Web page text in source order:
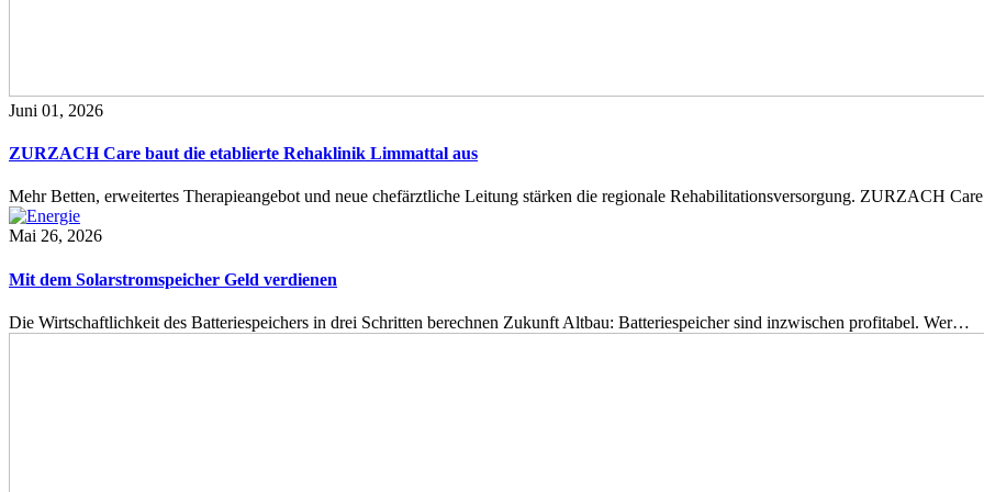
Juni 01, 2026
ZURZACH Care baut die etablierte Rehaklinik Limmattal aus
Mehr Betten, erweitertes Therapieangebot und neue chefärztliche Leitung stärken die regionale Rehabilitationsversorgung. ZURZACH
Mai 26, 2026
Mit dem Solarstromspeicher Geld verdienen
Die Wirtschaftlichkeit des Batteriespeichers in drei Schritten berechnen Zukunft Altbau: Batteriespeicher sind inzwischen profitabel. Wer…